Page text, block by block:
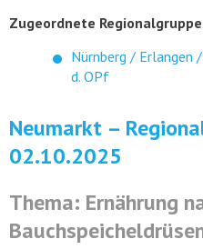
Zugeordnete
Nürnberg / Erlangen
d. OPf
Neumarkt –
02.10.2025
Thema: Ernährung